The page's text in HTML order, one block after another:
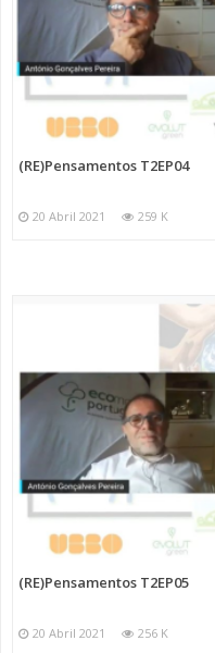
(RE)Pensamentos T2EP04
20 Abril 2021 259 K
(RE)Pensamentos T2EP05
20 Abril 2021 256 K